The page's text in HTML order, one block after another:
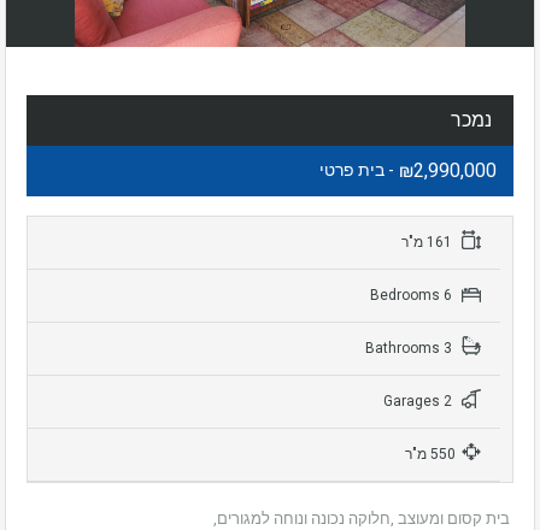
נמכר
₪2,990,000 - בית פרטי
550 מ"ר
בית קסום ומעוצב ,חלוקה נכונה ונוחה למגורים,